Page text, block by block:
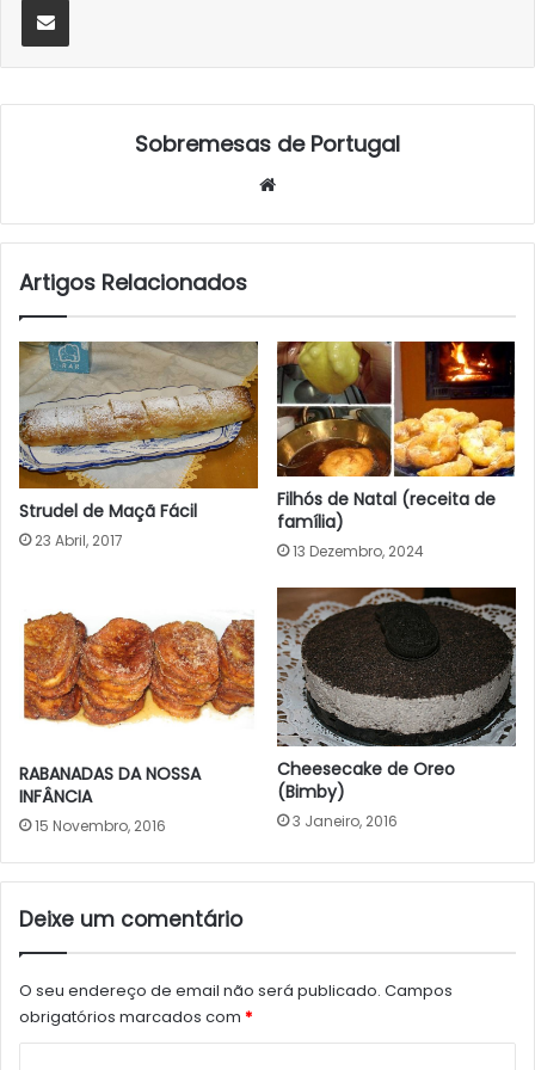
Sobremesas de Portugal
Artigos Relacionados
Strudel de Maçã Fácil
23 Abril, 2017
Filhós de Natal (receita de
família)
13 Dezembro, 2024
RABANADAS DA NOSSA
INFÂNCIA
15 Novembro, 2016
Cheesecake de Oreo
(Bimby)
3 Janeiro, 2016
Deixe um comentário
O seu endereço de email não será publicado. Campos
obrigatórios marcados com *